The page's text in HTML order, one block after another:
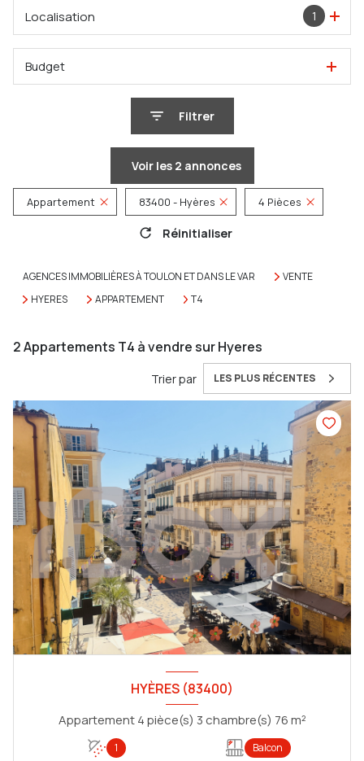
1
Localisation
Budget
Filtrer
Voir les 2 annonces
Appartement 83400 - Hyères 4 Pièces
Réinitialiser
AGENCES IMMOBILIÈRES À TOULON ET DANS LE VAR
VENTE
HYERES
APPARTEMENT T4
2Appartements T4 à vendre sur Hyeres
Trier par LES PLUS RÉCENTES
HYÈRES (83400)
Appartement 4 pièce(s) 3 chambre(s) 76 m²
1 Balcon